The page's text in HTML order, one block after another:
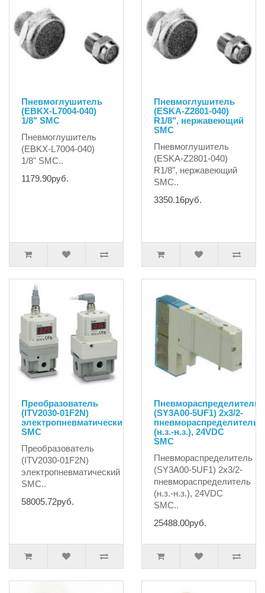
Пневмоглушитель
(EBKX-L7004-040)
1/8" SMC
Пневмоглушитель
(EBKX-L7004-040)
1/8" SMC..
1179.90руб.
Пневмоглушитель
(ESKA-Z2801-040)
R1/8", нержавеющий
SMC
Пневмоглушитель
(ESKA-Z2801-040)
R1/8", нержавеющий
SMC..
3350.16руб.
Преобразователь
(ITV2030-01F2N)
электропневматический
SMC
Преобразователь
(ITV2030-01F2N)
электропневматический
SMC..
58005.72руб.
Пневмораспределитель
(SY3A00-5UF1) 2x3/2-
пневмораспределитель
(н.з.-н.з.), 24VDC
SMC
Пневмораспределитель
(SY3A00-5UF1) 2x3/2-
пневмораспределитель
(н.з.-н.з.), 24VDC
SMC..
25488.00руб.